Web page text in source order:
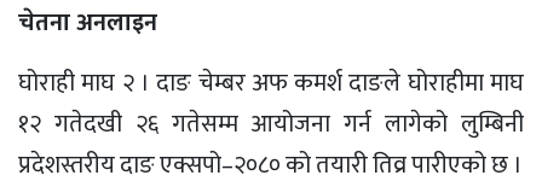
चेतना अनलाइन
घोराही माघ २ । दाङ चेम्बर अफ कमर्श दाङले घोराहीमा माघ
१२ गतेदखी २६ गतेसम्म आयोजना गर्न लागेको लुम्बिनी
प्रदेशस्तरीय दाङ एक्सपो–२०८० को तयारी तिव्र पारीएको छ ।